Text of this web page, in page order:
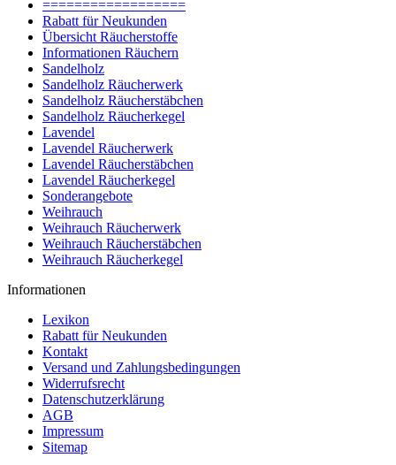
==================
Rabatt für Neukunden
Übersicht Räucherstoffe
Informationen Räuchern
Sandelholz
Sandelholz Räucherwerk
Sandelholz Räucherstäbchen
Sandelholz Räucherkegel
Lavendel
Lavendel Räucherwerk
Lavendel Räucherstäbchen
Lavendel Räucherkegel
Sonderangebote
Weihrauch
Weihrauch Räucherwerk
Weihrauch Räucherstäbchen
Weihrauch Räucherkegel
Informationen
Lexikon
Rabatt für Neukunden
Kontakt
Versand und Zahlungsbedingungen
Widerrufsrecht
Datenschutzerklärung
AGB
Impressum
Sitemap